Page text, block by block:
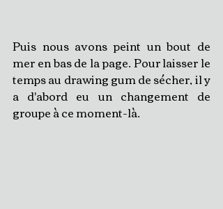
Puis nous avons peint un bout de
mer en bas de la page. Pour laisser le
temps au drawing gum de sécher, il y
a d'abord eu un changement de
groupe à ce moment-là.